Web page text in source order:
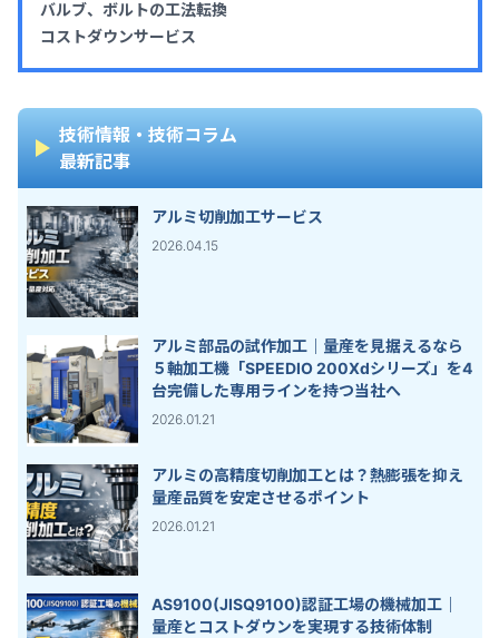
バルブ、ボルトの工法転換
コストダウンサービス
技術情報・技術コラム
最新記事
アルミ切削加工サービス
2026.04.15
アルミ部品の試作加工｜量産を見据えるなら
５軸加工機「SPEEDIO 200Xdシリーズ」を4
台完備した専用ラインを持つ当社へ
2026.01.21
アルミの高精度切削加工とは？熱膨張を抑え
量産品質を安定させるポイント
2026.01.21
AS9100(JISQ9100)認証工場の機械加工｜
量産とコストダウンを実現する技術体制